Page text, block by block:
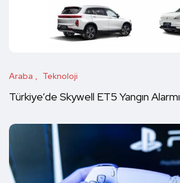
Araba Teknoloji
Türkiye’de Skywell ET5 Yangın Alarmı